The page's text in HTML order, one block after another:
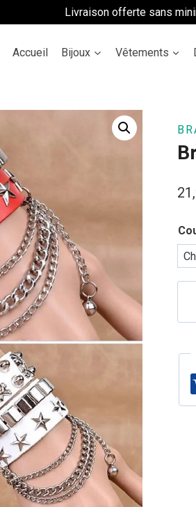
Livraison offerte sans
Accueil Bijoux Vêtements
de
Cuir